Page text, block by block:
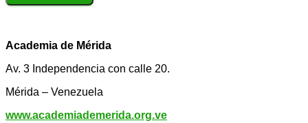
Academia de Mérida
Av. 3 Independencia con calle 20.
Mérida – Venezuela
www.academiademerida.org.ve